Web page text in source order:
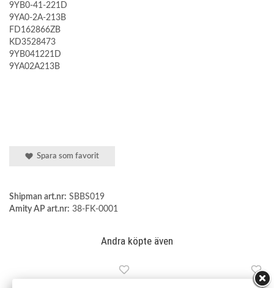
9YB0-41-221D
9YA0-2A-213B
FD162866ZB
KD3528473
9YB041221D
9YA02A213B
Spara som favorit
Shipman art.nr: SBBS019
Amity AP art.nr: 38-FK-0001
Andra köpte även